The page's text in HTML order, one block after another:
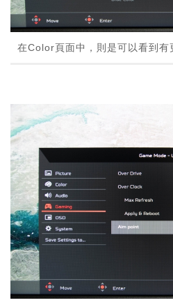
在Color頁面中，則是可以看到有